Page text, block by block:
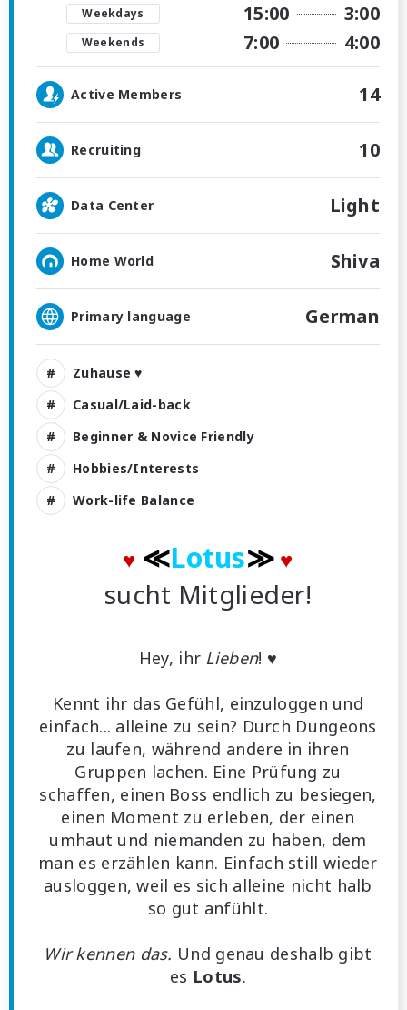
Weekdays 15:00 3:00
Weekends 7:00 4:00
Active Members 14
Recruiting 10
Data Center Light
Home World Shiva
Primary language German
Zuhause ♥
Casual/Laid-back
Beginner & Novice Friendly
Hobbies/Interests
Work-life Balance
♥ ≪Lotus≫ ♥
sucht Mitglieder!
Hey, ihr Lieben! ♥
Kennt ihr das Gefühl, einzuloggen und
einfach... alleine zu sein? Durch Dungeons
zu laufen, während andere in ihren
Gruppen lachen. Eine Prüfung zu
schaffen, einen Boss endlich zu besiegen,
einen Moment zu erleben, der einen
umhaut und niemanden zu haben, dem
man es erzählen kann. Einfach still wieder
ausloggen, weil es sich alleine nicht halb
so gut anfühlt.
Wir kennen das. Und genau deshalb gibt
es Lotus.